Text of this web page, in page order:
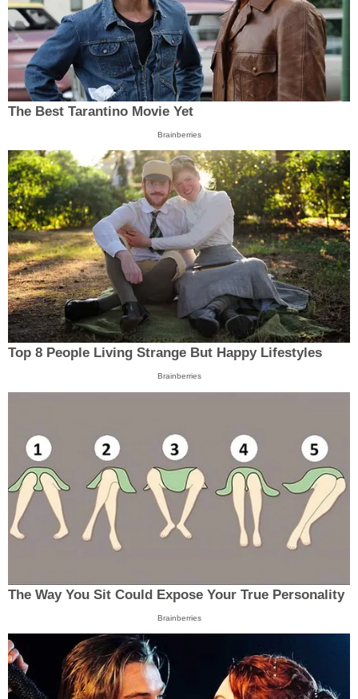
The Best Tarantino Movie Yet
Brainberries
Top 8 People Living Strange But Happy Lifestyles
Brainberries
The Way You Sit Could Expose Your True Personality
Brainberries